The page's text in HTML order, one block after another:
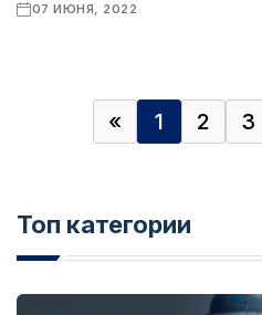
07 ИЮНЯ, 2022
« 1 2 3
Топ категории